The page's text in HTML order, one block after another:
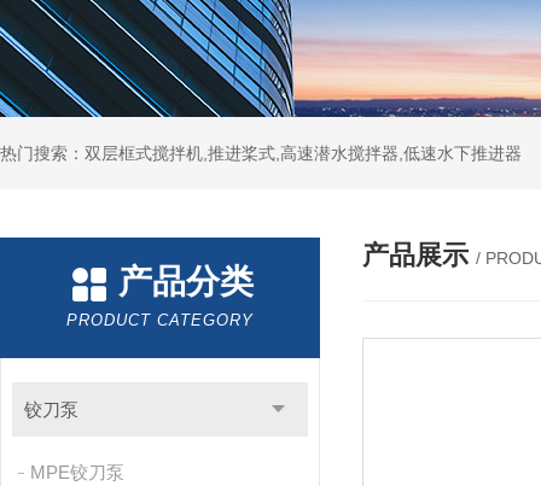
热门搜索：双层框式搅拌机,推进桨式,高速潜水搅拌器,低速水下推进器
产品分类
PRODUCT CATEGORY
铰刀泵
MPE铰刀泵
产品展示 /